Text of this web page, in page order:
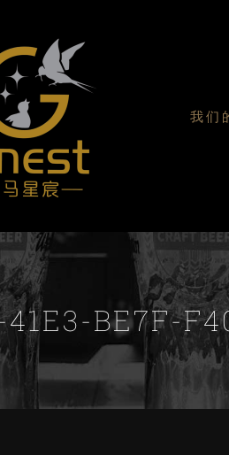
我们
BE7F-